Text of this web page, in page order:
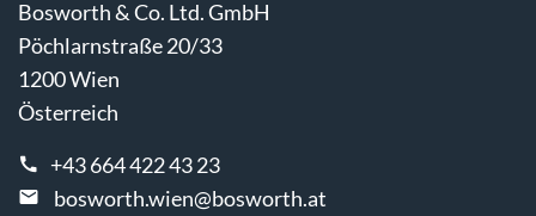
Bosworth & Co. Ltd. GmbH
Pöchlarnstraße 20/33
1200 Wien
Österreich
+43 664 422 43 23
bosworth.wien@bosworth.at